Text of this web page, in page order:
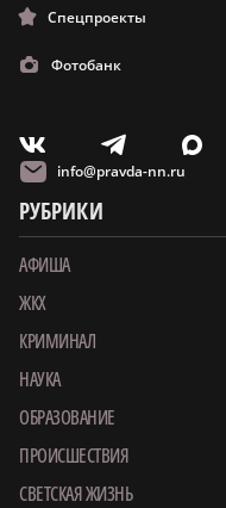
Спецпроекты
Фотобанк
V T X
info@pravda-nn.ru
РУБРИКИ
АФИША
ЖКХ
КРИМИНАЛ
НАУКА
ОБРАЗОВАНИЕ
ПРОИСШЕСТВИЯ
СВЕТСКАЯ ЖИЗНЬ